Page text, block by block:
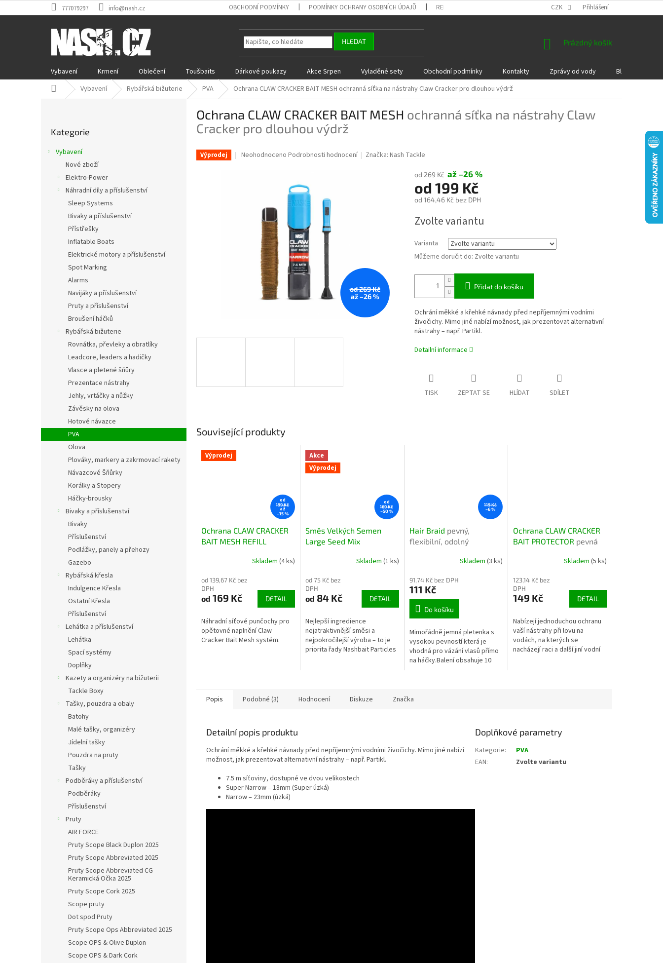
na
777079297 info@nash.cz OBCHODNÍ PODMÍNKY PODMÍNKY OCHRANY OSOBNÍCH ÚDAJŮ REKLAMACE A VRÁCENÍ ZBOŽÍ DÁRKOVÉ POUKAZY
CZK Přihlášení
HLEDAT
NÁKUPNÍ
Prázdný košík
Vybavení Krmení Oblečení Toušbaits Dárkové poukazy Akce Srpen Vyladěné sety Obchodní podmínky Kontakty Zprávy od vody Blog
Domů Vybavení Rybářská bižuterie PVA Ochrana CLAW CRACKER BAIT MESH ochranná síťka na nástrahy Claw Cracker pro dlouhou výdrž
kategorie
Kategorie
Vybavení
Nové zboží
Elektro-Power
Náhradní díly a příslušenství
Sleep Systems
Bivaky a příslušenství
Přístřešky
Inflatable Boats
Elektrické motory a příslušenství
Spot Marking
Alarms
Navijáky a příslušenství
Pruty a příslušenství
Broušení háčků
Rybářská bižuterie
Rovnátka, převleky a obratlíky
Leadcore, leaders a hadičky
Vlasce a pletené šňůry
Prezentace nástrahy
Jehly, vrtáčky a nůžky
Závěsky na olova
Hotové návazce
PVA
Olova
Plováky, markery a zakrmovací rakety
Návazcové Šňůrky
Korálky a Stopery
Háčky-brousky
Bivaky a příslušenství
Bivaky
Příslušenství
Podlážky, panely a přehozy
Gazebo
Rybářská křesla
Indulgence Křesla
Ostatní Křesla
Příslušenství
Lehátka a příslušenství
Lehátka
Spací systémy
Doplňky
Kazety a organizéry na bižuterii
Tackle Boxy
Tašky, pouzdra a obaly
Batohy
Malé tašky, organizéry
Jídelní tašky
Pouzdra na pruty
Tašky
Podběráky a příslušenství
Podběráky
Příslušenství
Pruty
AIR FORCE
Pruty Scope Black Duplon 2025
Pruty Scope Abbreviated 2025
Pruty Scope Abbreviated CG
Keramická Očka 2025
Pruty Scope Cork 2025
Scope pruty
Dot spod Pruty
Pruty Scope Ops Abbreviated 2025
Scope OPS & Olive Duplon
Scope OPS & Dark Cork
Ochrana CLAW CRACKER BAIT MESH ochranná síťka na nástrahy Claw
Cracker pro dlouhou výdrž
Výprodej
Průměrné
hvězdiček.
Neohodnoceno Podrobnosti hodnocení Značka:Nash Tackle
od 269 Kč
až –26 %
od 269 Kč až –26 %
od 199 Kč
od 164,46 Kčbez DPH
cena:
Zvolte variantu
Varianta
Můžeme doručit do: Zvolte variantu
Přidat do košíku
Ochrání měkké a křehké návnady před nepříjemnými vodními
živočichy. Mimo jiné nabízí možnost, jak prezentovat alternativní
nástrahy – např. Partikl.
Detailní informace
TISK ZEPTAT SE HLÍDAT SDÍLET
Související produkty
Výprodej
od
199 Kč
až
–15 %
Ochrana CLAW CRACKER
BAIT MESH REFILL
síťky Claw Cracker pro
Skladem (4 ks)
od 139,67 Kč bez
DPH
od 169 Kč DETAIL
Náhradní síťové punčochy pro
opětovné naplnění Claw
Cracker Bait Mesh systém.
Akce
Výprodej
od
169 Kč
–50 %
Směs Velkých Semen
Large Seed Mix
Skladem (1 ks)
od 75 Kč bez
DPH
od 84 Kč DETAIL
Nejlepší ingredience
nejatraktivnější směsi a
nejpokročilejší výroba – to je
priorita řady Nashbait Particles
119 Kč
–6 %
Hair Braid pevný,
flexibilní, odolný
Skladem(3 ks)
91,74 Kč bez DPH
111 Kč
Do košíku
Mimořádně jemná pletenka s
vysokou pevností která je
vhodná pro vázání vlasů přímo
na háčky.Balení obsahuje 10
Ochrana CLAW CRACKER
BAIT PROTECTOR pevná
Cracker pro bezpečné
Skladem (5 ks)
123,14 Kč bez
DPH
149 Kč DETAIL
Nabízejí jednoduchou ochranu
vaší nástrahy při lovu na
vodách, na kterých se
nacházejí raci a další jiní vodní
Popis Podobné (3) Hodnocení Diskuze Značka
Detailní popis produktu
Ochrání měkké a křehké návnady před nepříjemnými vodními živočichy. Mimo jiné nabízí
možnost, jak prezentovat alternativní nástrahy – např. Partikl.
7.5 m síťoviny, dostupné ve dvou velikostech
Super Narrow – 18mm (Super úzká)
Narrow – 23mm (úzká)
Doplňkové parametry
Kategorie:
PVA
EAN: Zvolte variantu